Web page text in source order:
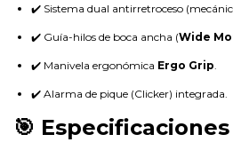
✔️ Sistema dual antirretroceso
✔️ Guía-hilos de boca ancha (Wide
✔️ Manivela ergonómica Ergo Grip
✔️ Alarma de pique (Clicker) integrada.
🎯 Especificaciones